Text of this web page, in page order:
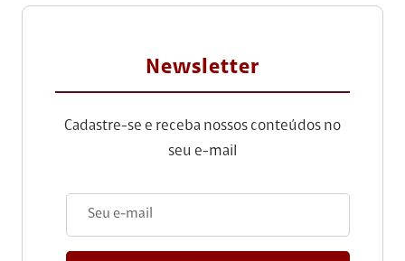
Newsletter
Cadastre-se e receba nossos conteúdos no
seu e-mail